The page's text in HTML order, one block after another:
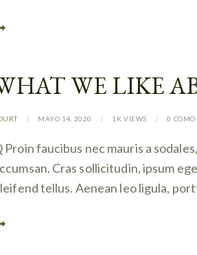
WE LIKE
MAYO 14, 2020 1K VIEWS 0 COMO
Proin faucibus nec mauris a
Cras sollicitudin, ipsum
tellus. Aenean leo ligula,